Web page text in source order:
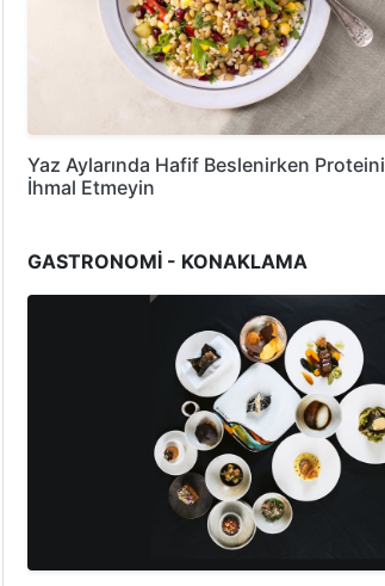
Yaz Aylarında Hafif Beslenirken Proteini
İhmal Etmeyin
GASTRONOMİ - KONAKLAMA